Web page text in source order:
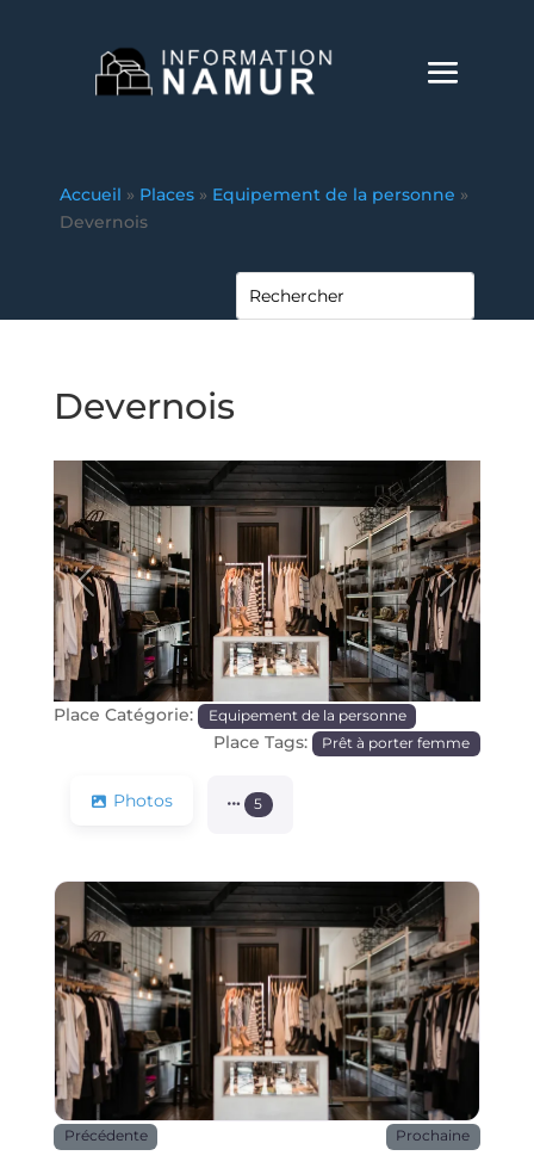
Accueil » Places » Equipement de la personne »
Devernois
Devernois
Précédente Prochaine
Place Catégorie: Equipement de la personne
Place Tags: Prêt à porter femme
Photos 5
Précédente Prochaine